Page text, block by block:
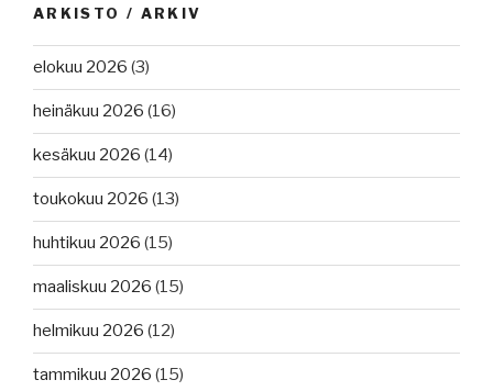
ARKISTO / ARKIV
elokuu 2026 (3)
heinäkuu 2026 (16)
kesäkuu 2026 (14)
toukokuu 2026 (13)
huhtikuu 2026 (15)
maaliskuu 2026 (15)
helmikuu 2026 (12)
tammikuu 2026 (15)